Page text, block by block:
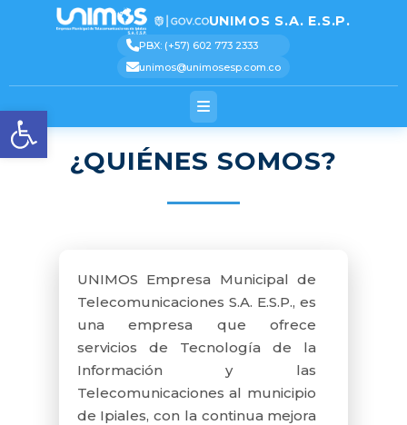
Abrir barra de
message=»» highlight=»» provider=»manual»/]
UNIMOS Text 2
UNIMOS S.A. E.S.P.
PBX: (+57) 602 773 2333
unimos@unimosesp.com.co
¿QUIÉNES SOMOS?
UNIMOS Empresa Municipal de
Telecomunicaciones S.A. E.S.P., es
una empresa que ofrece
servicios de Tecnología de la
Información y las
Telecomunicaciones al municipio
de Ipiales, con la continua mejora